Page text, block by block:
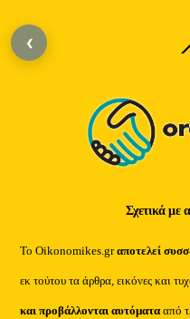
Σχετικά με
Το Oikonomikes.grαποτελεί
εκ τούτου τα άρθρα, εικόνες και
και προβάλλονται αυτόματααπό
‹